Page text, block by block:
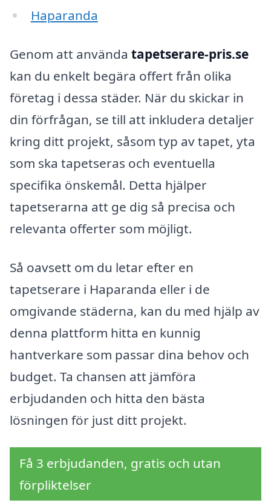
Haparanda
Genom att använda tapetserare-pris.se
kan du enkelt begära offert från olika
företag i dessa städer. När du skickar in
din förfrågan, se till att inkludera detaljer
kring ditt projekt, såsom typ av tapet, yta
som ska tapetseras och eventuella
specifika önskemål. Detta hjälper
tapetserarna att ge dig så precisa och
relevanta offerter som möjligt.
Så oavsett om du letar efter en
tapetserare i Haparanda eller i de
omgivande städerna, kan du med hjälp av
denna plattform hitta en kunnig
hantverkare som passar dina behov och
budget. Ta chansen att jämföra
erbjudanden och hitta den bästa
lösningen för just ditt projekt.
Få 3 erbjudanden, gratis och utan
förpliktelser